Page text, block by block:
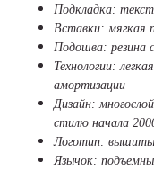
Подкладка:
Вставки: мягкая
Подошва: резина
Технологии:
амортизации
Дизайн:
стилю начала
Логотип:
Язычок: